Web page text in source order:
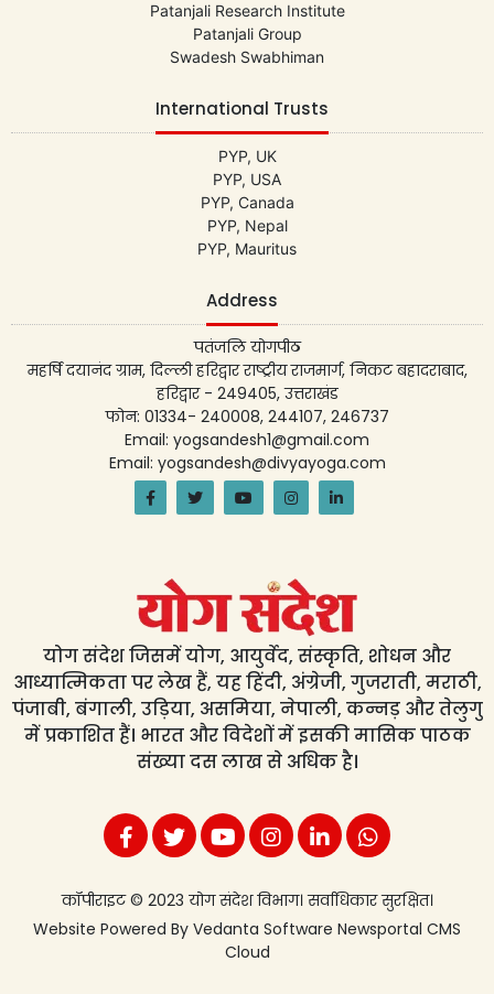
Patanjali Research Institute
Patanjali Group
Swadesh Swabhiman
International Trusts
PYP, UK
PYP, USA
PYP, Canada
PYP, Nepal
PYP, Mauritus
Address
पतंजलि योगपीठ
महर्षि दयानंद ग्राम, दिल्ली हरिद्वार राष्ट्रीय राजमार्ग, निकट बहादराबाद,
हरिद्वार - 249405, उत्तराखंड
फोन: 01334- 240008, 244107, 246737
Email: yogsandesh1@gmail.com
Email: yogsandesh@divyayoga.com
योग संदेश जिसमें योग, आयुर्वेद, संस्कृति, शोधन और
आध्यात्मिकता पर लेख हैं, यह हिंदी, अंग्रेजी, गुजराती, मराठी,
पंजाबी, बंगाली, उड़िया, असमिया, नेपाली, कन्नड़ और तेलुगु
में प्रकाशित हैं। भारत और विदेशों में इसकी मासिक पाठक
संख्या दस लाख से अधिक है।
कॉपीराइट © 2023 योग संदेश विभाग। सर्वाधिकार सुरक्षित।
Website Powered By Vedanta Software Newsportal CMS
Cloud